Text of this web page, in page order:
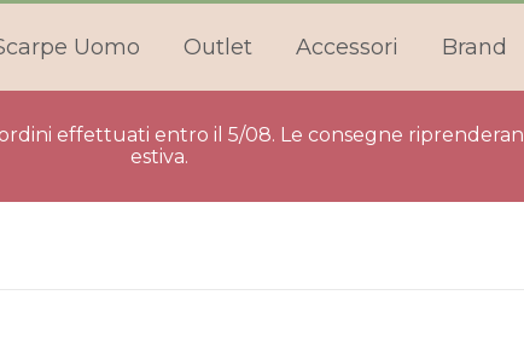
Uomo Outlet Accessori Brand
effettuati entro il 5/08. Le consegne
estiva.